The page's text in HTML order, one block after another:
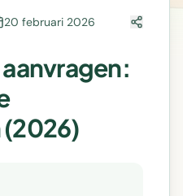
20 februari 2026